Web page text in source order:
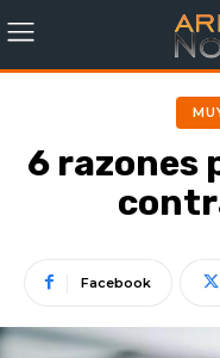
6 razones
Facebook